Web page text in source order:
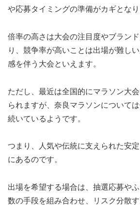
や応募タイミングの準備がカギとなり
倍率の高さは大会の注目度やブラン
り、競争率が高いことは出場が難し
感を伴う大会といえます。
ただし、最近は全国的にマラソン大
られますが、奈良マラソンについて
続いているようです。
つまり、人気や伝統に支えられた安
にあるのです。
出場を希望する場合は、抽選応募や
数の手段を組み合わせ、リスク分散す